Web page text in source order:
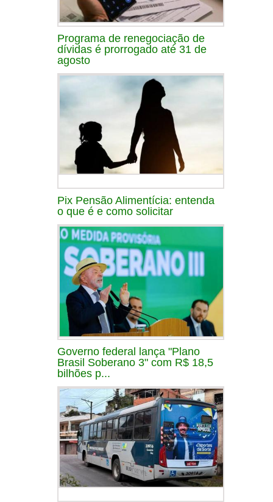
Programa de renegociação de
dívidas é prorrogado até 31 de
agosto
Pix Pensão Alimentícia: entenda
o que é e como solicitar
Governo federal lança "Plano
Brasil Soberano 3" com R$ 18,5
bilhões p...